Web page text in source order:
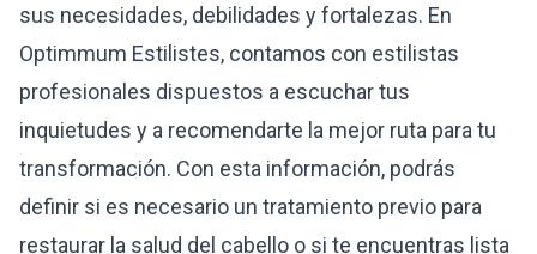
sus necesidades, debilidades y fortalezas. En
Optimmum Estilistes, contamos con estilistas
profesionales dispuestos a escuchar tus
inquietudes y a recomendarte la mejor ruta para tu
transformación. Con esta información, podrás
definir si es necesario un tratamiento previo para
restaurar la salud del cabello o si te encuentras lista